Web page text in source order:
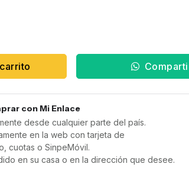
con Mi Enlace
desde cualquier parte del país.
en la web con tarjeta de
cuotas o SinpeMóvil.
en su casa o en la dirección que desee.